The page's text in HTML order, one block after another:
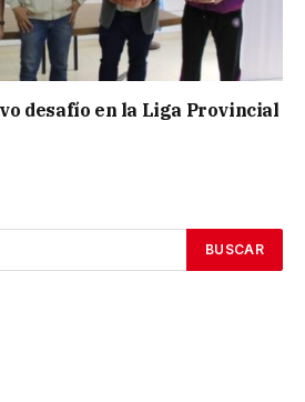
desafío en la Liga Provincial